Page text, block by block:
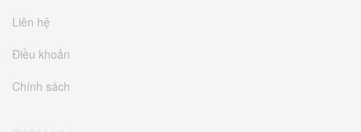
Liên hệ
Điều khoản
Chính sách